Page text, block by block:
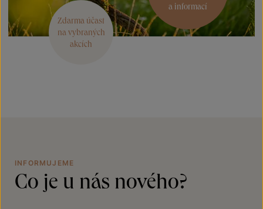
Zdarma účast
na vybraných
akcích
a informací
INFORMUJEME
Co je u nás nového?